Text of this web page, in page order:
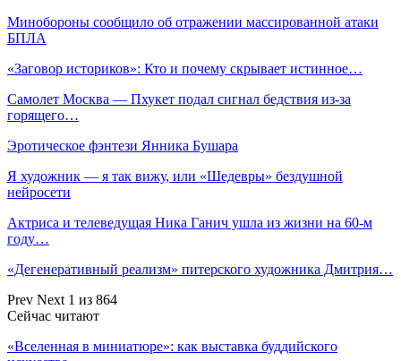
Минобороны сообщило об отражении массированной атаки
БПЛА
«Заговор историков»: Кто и почему скрывает истинное…
Самолет Москва — Пхукет подал сигнал бедствия из-за
горящего…
Эротическое фэнтези Янника Бушара
Я художник — я так вижу, или «Шедевры» бездушной
нейросети
Актриса и телеведущая Ника Ганич ушла из жизни на 60-м
году…
«Дегенеративный реализм» питерского художника Дмитрия…
Prev Next 1 из 864
Сейчас читают
«Вселенная в миниатюре»: как выставка буддийского